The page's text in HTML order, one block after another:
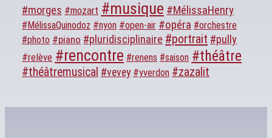
#morges #mozart #musique #MélissaHenry
#MélissaQuinodoz #nyon #open-air #opéra #orchestre
#photo #piano #pluridisciplinaire #portrait #pully
#relève #rencontre #renens #saison #théâtre
#théâtremusical #vevey #yverdon #zazalit